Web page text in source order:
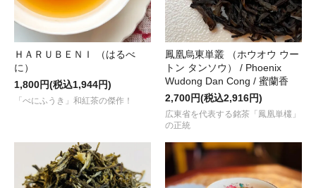
“作り手の情熱 × ＧＭＴのこだわり”が生んだ唯一無二の国産紅茶
やさしく甘い薫りの実力派の国産紅茶 “紅つむぎ 2022”が入荷しま
2023.01.21
爽やかな香りのセイロン シナモンを使用した“スパイスティー / シ
2023年もよろしくお願いいたします。皆さまにとって 健やかで幸
“新春吉例！ＧＭＴ紅茶の福袋 2023”
好評販売中です。
ＷＥＢショップのすべての商品は、 1月7日 (土曜) 以降 受付順に発
ＨＡＲＵＢＥＮＩ （はるべ
に）
1,800円(税込1,944円)
「べにふうき」和紅茶の傑作！
鳳凰烏東単叢 （ホウオウ ウー
トン タンソウ） / Phoenix
Wudong Dan Cong / 蜜蘭香
2,700円(税込2,916円)
広東省を代表する銘茶「鳳凰単欉」
の正統